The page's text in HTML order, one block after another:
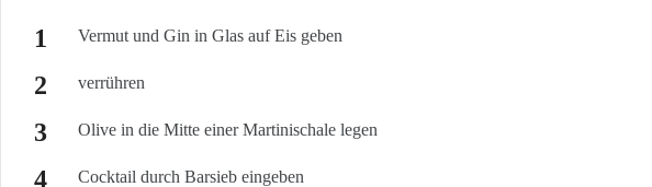
Vermut und Gin in Glas auf Eis geben
verrühren
Olive in die Mitte einer Martinischale legen
Cocktail durch Barsieb eingeben